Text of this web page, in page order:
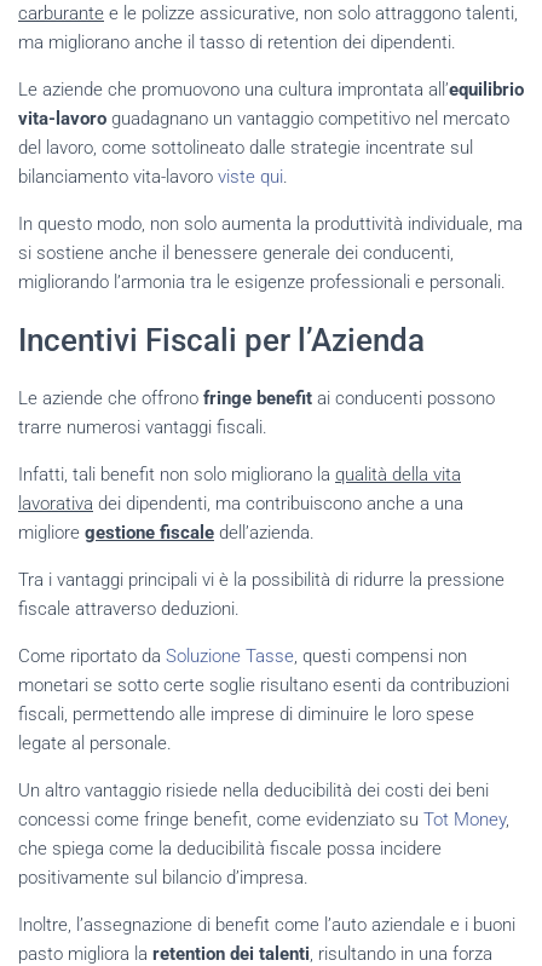
carburante e le polizze assicurative, non solo attraggono talenti,
ma migliorano anche il tasso di retention dei dipendenti.
Le aziende che promuovono una cultura improntata all’equilibrio
vita-lavoro guadagnano un vantaggio competitivo nel mercato
del lavoro, come sottolineato dalle strategie incentrate sul
bilanciamento vita-lavoro viste qui.
In questo modo, non solo aumenta la produttività individuale, ma
si sostiene anche il benessere generale dei conducenti,
migliorando l’armonia tra le esigenze professionali e personali.
Incentivi Fiscali per l’Azienda
Le aziende che offrono fringe benefit ai conducenti possono
trarre numerosi vantaggi fiscali.
Infatti, tali benefit non solo migliorano la qualità della vita
lavorativa dei dipendenti, ma contribuiscono anche a una
migliore gestione fiscale dell’azienda.
Tra i vantaggi principali vi è la possibilità di ridurre la pressione
fiscale attraverso deduzioni.
Come riportato da Soluzione Tasse, questi compensi non
monetari se sotto certe soglie risultano esenti da contribuzioni
fiscali, permettendo alle imprese di diminuire le loro spese
legate al personale.
Un altro vantaggio risiede nella deducibilità dei costi dei beni
concessi come fringe benefit, come evidenziato su Tot Money,
che spiega come la deducibilità fiscale possa incidere
positivamente sul bilancio d’impresa.
Inoltre, l’assegnazione di benefit come l’auto aziendale e i buoni
pasto migliora la retention dei talenti, risultando in una forza